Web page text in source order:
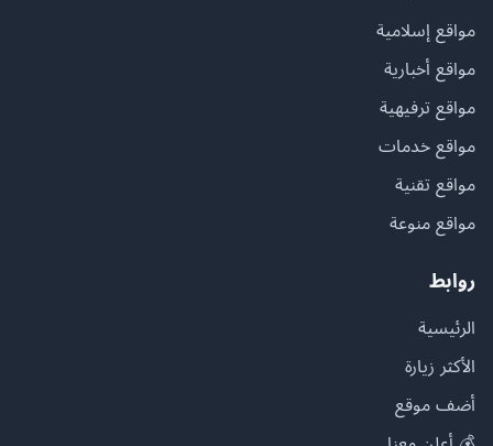
مواقع إسلامية
مواقع أخبارية
مواقع ترفيهية
مواقع خدمات
مواقع تقنية
مواقع منوعة
روابط
الرئيسية
الأكثر زيارة
أضف موقع